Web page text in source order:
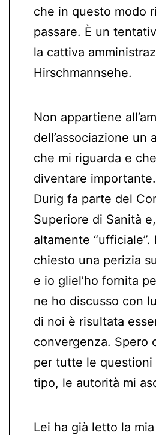
che in questo modo
passare. È un
la cattiva
Hirschmannsehe.
Non appartiene
dell’associazione un
che mi riguarda e
diventare
Durig fa parte del
Superiore di Sanità
altamente “ufficiale”.
chiesto una perizia
e io gliel’ho fornita
ne ho discusso con
di noi è risultata
convergenza. Spero
per tutte le questioni
tipo, le autorità mi
Lei ha già letto la